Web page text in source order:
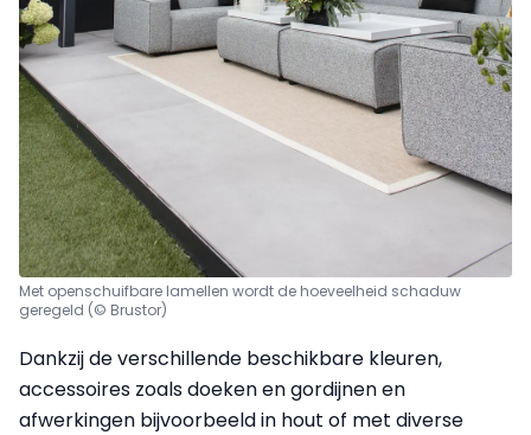
Met openschuifbare lamellen wordt de hoeveelheid schaduw
geregeld (© Brustor)
Dankzij de verschillende beschikbare kleuren,
accessoires zoals doeken en gordijnen en
afwerkingen bijvoorbeeld in hout of met diverse